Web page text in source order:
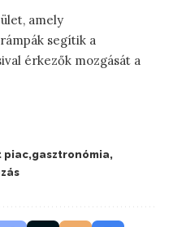
amely
segítik a
érkezők mozgását a
piac gasztronómia